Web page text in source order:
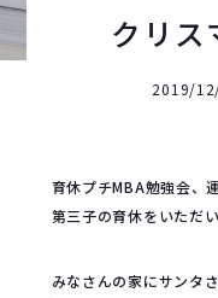
クリス
2019/
育休プチMBA勉強会、
第三子の育休をいただい
みなさんの家にサンタ